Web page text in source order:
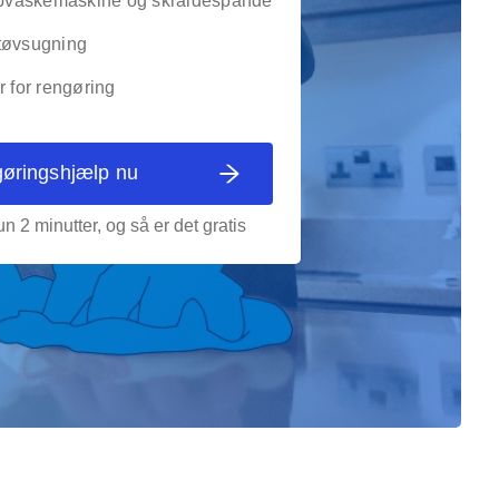
for rengøring
nu
2 minutter, og så er det gratis